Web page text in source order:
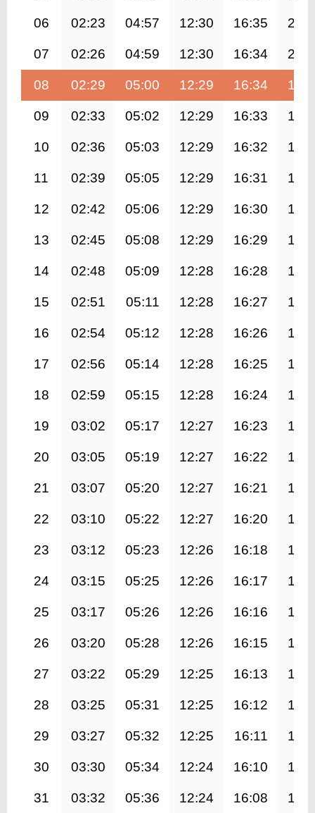
06 02:23 04:57 12:30 16:35
07 02:26 04:59 12:30 16:34
08 02:29 05:00 12:29 16:34
09 02:33 05:02 12:29 16:33
10 02:36 05:03 12:29 16:32
11 02:39 05:05 12:29 16:31
12 02:42 05:06 12:29 16:30
13 02:45 05:08 12:29 16:29
14 02:48 05:09 12:28 16:28
15 02:51 05:11 12:28 16:27
16 02:54 05:12 12:28 16:26
17 02:56 05:14 12:28 16:25
18 02:59 05:15 12:28 16:24
19 03:02 05:17 12:27 16:23
20 03:05 05:19 12:27 16:22
21 03:07 05:20 12:27 16:21
22 03:10 05:22 12:27 16:20
23 03:12 05:23 12:26 16:18
24 03:15 05:25 12:26 16:17
25 03:17 05:26 12:26 16:16
26 03:20 05:28 12:26 16:15
27 03:22 05:29 12:25 16:13
28 03:25 05:31 12:25 16:12
29 03:27 05:32 12:25 16:11
30 03:30 05:34 12:24 16:10
31 03:32 05:36 12:24 16:08